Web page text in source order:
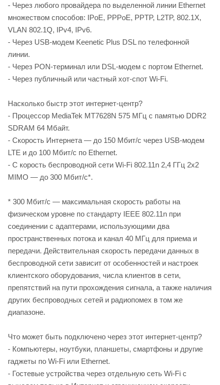
- Через любого провайдера по выделенной линии Ethernet
множеством способов: IPoE, PPPoE, PPTP, L2TP, 802.1X,
VLAN 802.1Q, IPv4, IPv6.
- Через USB-модем Keenetic Plus DSL по телефонной
линии.
- Через PON-терминал или DSL-модем с портом Ethernet.
- Через публичный или частный хот-спот Wi-Fi.
Насколько быстр этот интернет-центр?
- Процессор MediaTek MT7628N 575 МГц с памятью DDR2
SDRAM 64 Мбайт.
- Скорость Интернета — до 150 Мбит/с через USB-модем
LTE и до 100 Мбит/с по Ethernet.
- С корость беспроводной сети Wi-Fi 802.11n 2,4 ГГц 2х2
MIMO — до 300 Мбит/с*.
* 300 Мбит/с — максимальная скорость работы на
физическом уровне по стандарту IEEE 802.11n при
соединении с адаптерами, использующими два
пространственных потока и канал 40 МГц для приема и
передачи. Действительная скорость передачи данных в
беспроводной сети зависит от особенностей и настроек
клиентского оборудования, числа клиентов в сети,
препятствий на пути прохождения сигнала, а также наличия
других беспроводных сетей и радиопомех в том же
диапазоне.
Что может быть подключено через этот интернет-центр?
- Компьютеры, ноутбуки, планшеты, смартфоны и другие
гаджеты по Wi-Fi или Ethernet.
- Гостевые устройства через отдельную сеть Wi-Fi с